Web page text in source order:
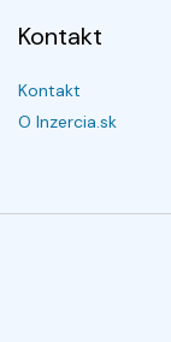
Kontakt
Kontakt
O Inzercia.sk